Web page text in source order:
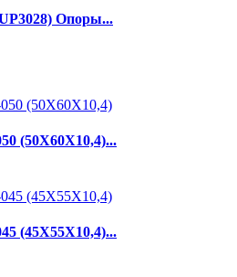
Опоры...
(50Х60Х10,4)...
(45Х55Х10,4)...